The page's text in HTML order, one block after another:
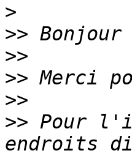
>
>>
>>
>>
>>
>> Pour
endroits